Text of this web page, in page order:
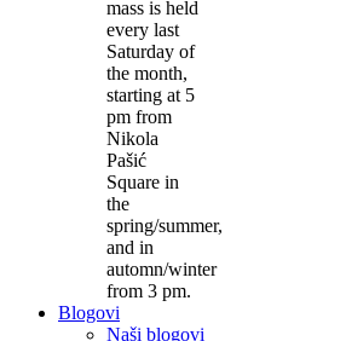
mass is held
every last
Saturday of
the month,
starting at 5
pm from
Nikola
Pašić
Square in
the
spring/summer,
and in
automn/winter
from 3 pm.
Blogovi
Naši blogovi